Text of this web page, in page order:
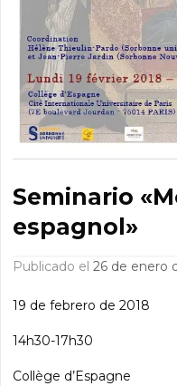
Seminario
espagnol»
Publicado el26 de enero
19 de febrero de 2018
14h30-17h30
Collège d’Espagne